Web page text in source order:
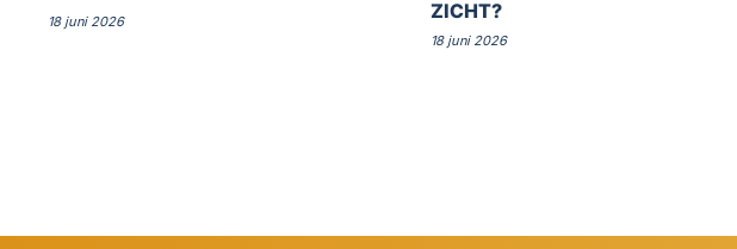
18 juni 2026
ZICHT?
18 juni 2026